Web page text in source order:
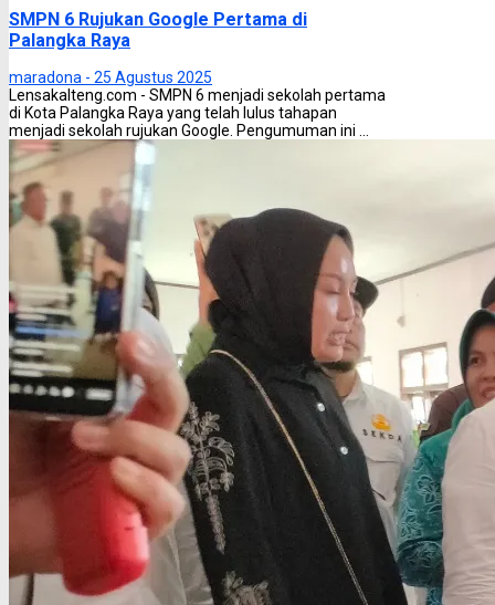
SMPN 6 Rujukan Google Pertama di
Palangka Raya
maradona - 25 Agustus 2025
Lensakalteng.com - SMPN 6 menjadi sekolah pertama
di Kota Palangka Raya yang telah lulus tahapan
menjadi sekolah rujukan Google. Pengumuman ini ...